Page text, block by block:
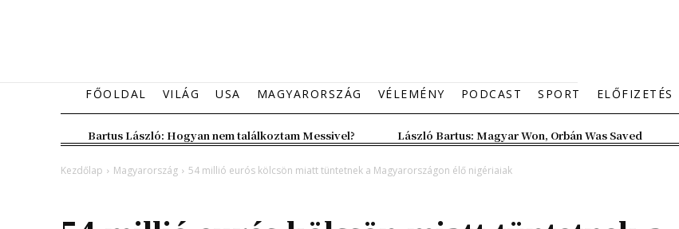
FŐOLDAL VILÁG USA MAGYARORSZÁG VÉLEMÉNY PODCAST SPORT ELŐFIZETÉS
Bartus László: Hogyan nem találkoztam Messivel? László Bartus: Magyar Won, Orbán Was Saved
Kezdőlap Magyarország 54 millió eurós kölcsön miatt tüntetnek a Magyarországon élő nigériaiak